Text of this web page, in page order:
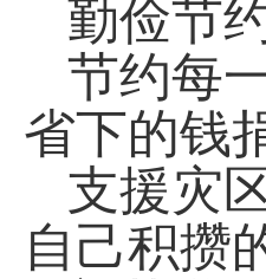
勤俭节
节约每
省下的钱
支援灾
自己积攒